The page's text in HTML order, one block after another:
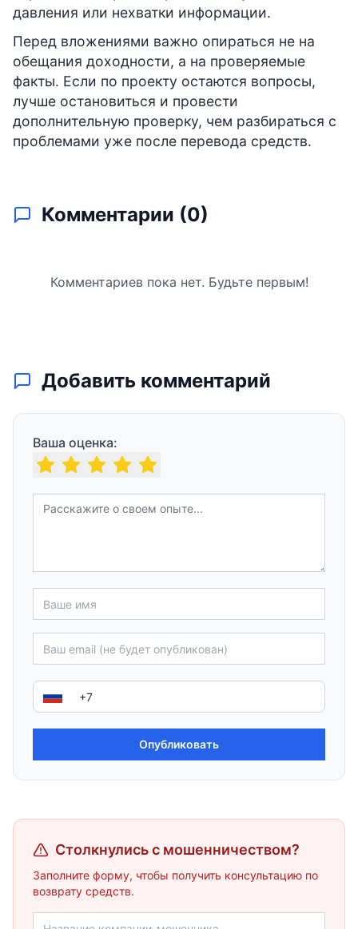
давления или нехватки информации.
Перед вложениями важно опираться не на
обещания доходности, а на проверяемые
факты. Если по проекту остаются вопросы,
лучше остановиться и провести
дополнительную проверку, чем разбираться с
проблемами уже после перевода средств.
Комментарии (0)
Комментариев пока нет. Будьте первым!
Добавить комментарий
Ваша оценка:
Опубликовать
Столкнулись с мошенничеством?
Заполните форму, чтобы получить консультацию по
возврату средств.